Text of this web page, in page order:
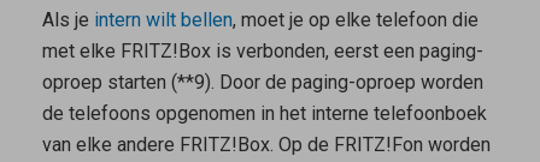
Als je intern wilt bellen, moet je op elke telefoon die
met elke FRITZ!Box is verbonden, eerst een paging-
oproep starten (**9). Door de paging-oproep worden
de telefoons opgenomen in het interne telefoonboek
van elke andere FRITZ!Box. Op de FRITZ!Fon worden